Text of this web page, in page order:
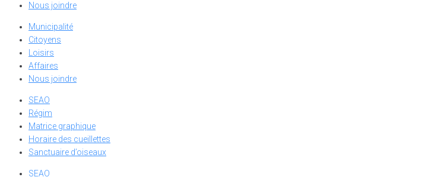
Nous joindre
Municipalité
Citoyens
Loisirs
Affaires
Nous joindre
SEAO
Régim
Matrice graphique
Horaire des cueillettes
Sanctuaire d’oiseaux
SEAO